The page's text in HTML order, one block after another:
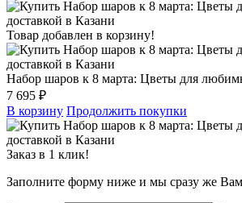
Товар добавлен в корзину!
Набор шаров к 8 марта: Цветы для
7 695 ₽
В корзину Продолжить покупки
Заказ в 1 клик!
Заполните форму ниже и мы сразу же